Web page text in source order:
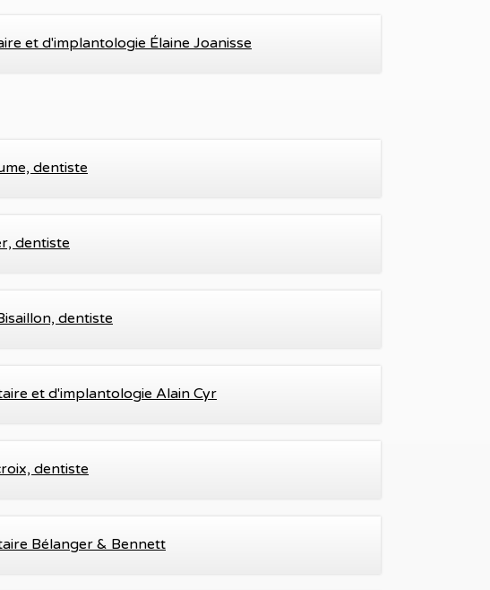
et d'implantologie Élaine Joanisse
dentiste
dentiste
dentiste
et d'implantologie Alain Cyr
dentiste
Bélanger & Bennett